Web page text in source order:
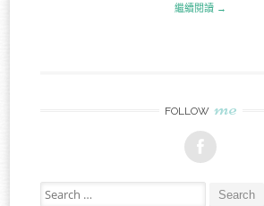
繼續閱讀 →
FOLLOW me
Search for: